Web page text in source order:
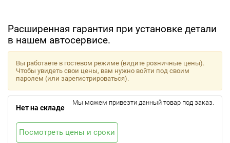
Расширенная гарантия при установке детали
в нашем автосервисе.
Вы работаете в гостевом режиме (видите розничные цены).
Чтобы увидеть свои цены, вам нужно войти под своим
паролем (или зарегистрироваться).
Нет на складе
Мы можем привезти данный товар под заказ.
Посмотреть цены и сроки